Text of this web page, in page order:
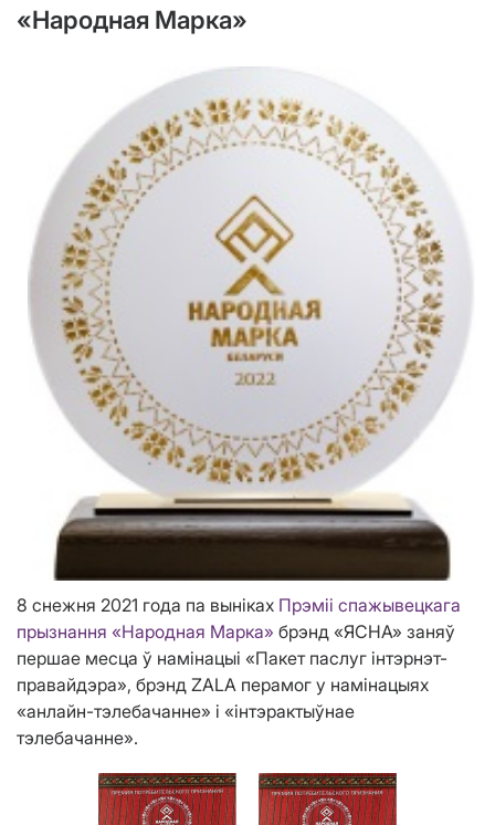
«Народная Марка»
8 снежня 2021 года па выніках Прэміі спажывецкага
прызнання «Народная Марка» брэнд «ЯСНА» заняў
першае месца ў намінацыі «Пакет паслуг інтэрнэт-
правайдэра», брэнд ZALA перамог у намінацыях
«анлайн-тэлебачанне» і «інтэрактыўнае
тэлебачанне».